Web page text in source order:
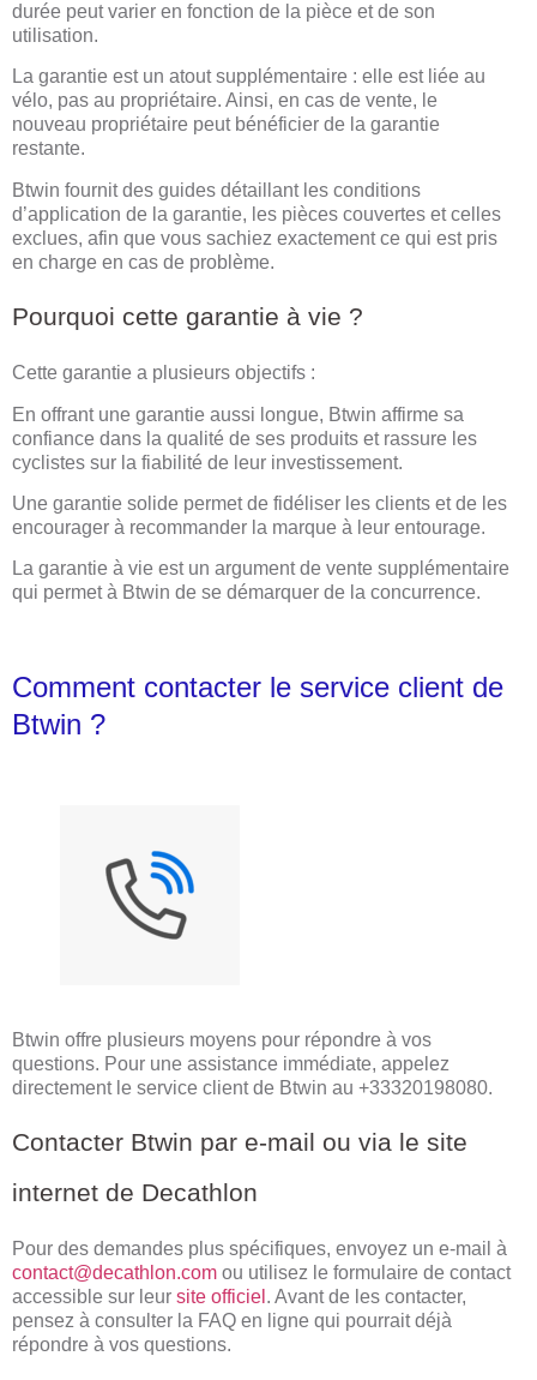
durée peut varier en fonction de la pièce et de son
utilisation.
La garantie est un atout supplémentaire : elle est liée au
vélo, pas au propriétaire. Ainsi, en cas de vente, le
nouveau propriétaire peut bénéficier de la garantie
restante.
Btwin fournit des guides détaillant les conditions
d’application de la garantie, les pièces couvertes et celles
exclues, afin que vous sachiez exactement ce qui est pris
en charge en cas de problème.
Pourquoi cette garantie à vie ?
Cette garantie a plusieurs objectifs :
En offrant une garantie aussi longue, Btwin affirme sa
confiance dans la qualité de ses produits et rassure les
cyclistes sur la fiabilité de leur investissement.
Une garantie solide permet de fidéliser les clients et de les
encourager à recommander la marque à leur entourage.
La garantie à vie est un argument de vente supplémentaire
qui permet à Btwin de se démarquer de la concurrence.
Comment contacter le service client de
Btwin ?
Btwin offre plusieurs moyens pour répondre à vos
questions. Pour une assistance immédiate, appelez
directement le service client de Btwin au +33320198080.
Contacter Btwin par e-mail ou via le site
internet de Decathlon
Pour des demandes plus spécifiques, envoyez un e-mail à
contact@decathlon.com ou utilisez le formulaire de contact
accessible sur leur site officiel . Avant de les contacter,
pensez à consulter la FAQ en ligne qui pourrait déjà
répondre à vos questions.